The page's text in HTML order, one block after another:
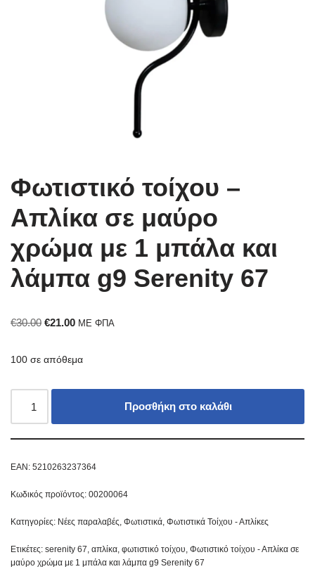
Φωτιστικό τοίχου –
Απλίκα σε μαύρο
χρώμα με 1 μπάλα και
λάμπα g9 Serenity 67
€30.00 €21.00 ΜΕ ΦΠΑ
100 σε απόθεμα
Προσθήκη στο καλάθι
EAN: 5210263237364
Κωδικός προϊόντος: 00200064
Κατηγορίες: Νέες παραλαβές, Φωτιστικά, Φωτιστικά Τοίχου - Απλίκες
Ετικέτες: serenity 67, απλίκα, φωτιστικό τοίχου, Φωτιστικό τοίχου - Απλίκα σε
μαύρο χρώμα με 1 μπάλα και λάμπα g9 Serenity 67